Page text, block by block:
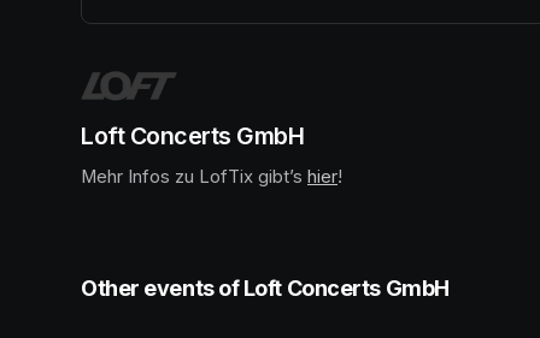
Loft Concerts GmbH
Mehr Infos zu LofTix gibt’s (opens in a new tab)
hier(opens in a new tab)
!
Other events of Loft Concerts GmbH